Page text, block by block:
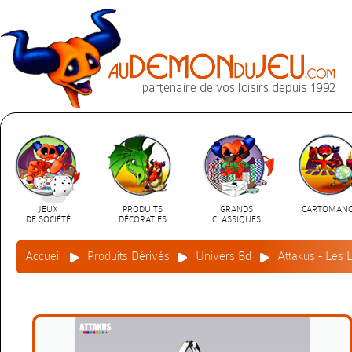
JEUX
DE SOCIÉTÉ
PRODUITS
DÉCORATIFS
GRANDS
CLASSIQUES
Accueil Produits Dérivés Univers Bd Attakus - Les